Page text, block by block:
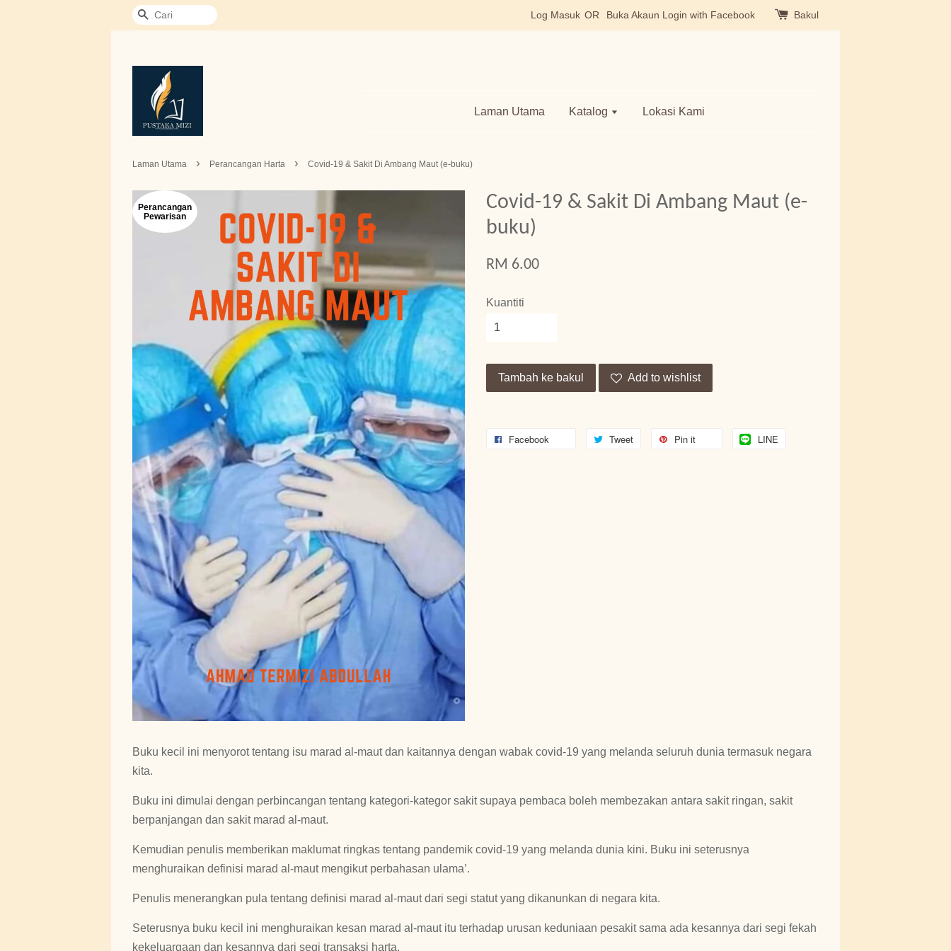
Cari Log Masuk OR Buka Akaun Login with Facebook Bakul
Laman Utama Katalog Lokasi Kami
Laman Utama › Perancangan Harta › Covid-19 & Sakit Di Ambang Maut (e-buku)
Perancangan
Pewarisan
Covid-19 & Sakit Di Ambang Maut (e-
buku)
RM 6.00
Kuantiti
Tambah ke bakul Add to wishlist
Facebook Tweet Pin it LINE
Buku kecil ini menyorot tentang isu marad al-maut dan kaitannya dengan wabak covid-19 yang melanda seluruh dunia termasuk negara
kita.
Buku ini dimulai dengan perbincangan tentang kategori-kategor sakit supaya pembaca boleh membezakan antara sakit ringan, sakit
berpanjangan dan sakit marad al-maut.
Kemudian penulis memberikan maklumat ringkas tentang pandemik covid-19 yang melanda dunia kini. Buku ini seterusnya
menghuraikan definisi marad al-maut mengikut perbahasan ulama’.
Penulis menerangkan pula tentang definisi marad al-maut dari segi statut yang dikanunkan di negara kita.
Seterusnya buku kecil ini menghuraikan kesan marad al-maut itu terhadap urusan keduniaan pesakit sama ada kesannya dari segi fekah
kekeluargaan dan kesannya dari segi transaksi harta.